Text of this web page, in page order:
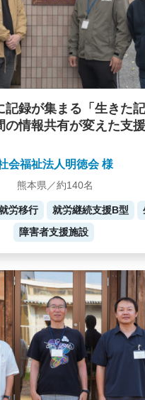
録が集まる「生きた記
の情報共有が変えた支
会福祉法人明徳会 様
熊本県／約140名
労移行 就労継続支援B型
障害者支援施設